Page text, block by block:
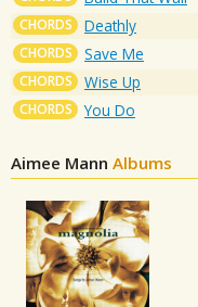
CHORDS Deathly
CHORDS Save Me
CHORDS Wise Up
CHORDS You Do
Aimee Mann Albums